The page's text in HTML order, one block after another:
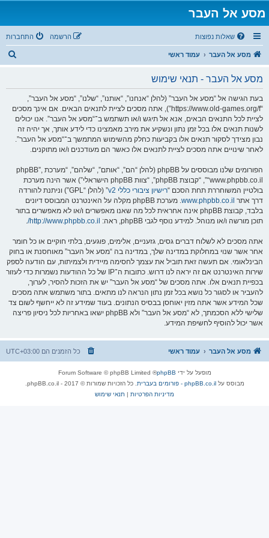
מסע אל העבר
שאלות נפוצות התחברות הרשמה
מסע אל העבר עמוד ראשי
מסע אל העבר - תנאי שימוש
בעת הגישה אל “מסע אל העבר” (להלן “אנחנו”, “אותנו”, “שלנו”, “מסע אל העבר”,
“https://www.old-games.org/f”), אתה מסכים לציית לתנאים הבאים. אם אינך מסכים
לציית לכל התנאים הבאים, אנא אל תיגש ו/או תשתמש ב־“מסע אל העבר”. אנו יכולים
לשנות תנאים אלו בכל זמן נתון ונשקיע את מירב מאמצינו כדי לידע אותך, אך יהיה זה
נבון מצידך לסקור תנאים אלו בקביעות כחלק מהשימוש המתמשך ב־“מסע אל העבר”.
לאחר שינויים אתה מסכים לציית לתנאים אלו כאשר הם מעודכנים ו/או מתוקנים.
הפורומים שלנו מבוססים על phpBB (להלן “הם”, “אותם”, “שלהם”, “מערכת phpBB”,
“www.phpbb.co.il”, “קבוצת phpBB”, “צוות phpBB הישראלי”) אשר הינה מערכת
בולטיין המשוחררת תחת הסכם “רישיון ציבורי כללי v2
” (להלן “GPL”) וניתנת להורדה
דרך אתר www.phpbb.co.il
. מערכת phpBB מקלה על האינטרנט המבוסס דיונים
בלבד, קבוצת phpBB אינה אחראית לכל מה שאנו מאפשרים ו/או לא מאפשרים בתור
תוכן מורשה ו/או מנוהל. למידע נוסף לגבי phpBB, ראה:
http://www.phpbb.co.il/
.
אתה מסכים לא לשלוח דברים גסים, גזעניים, אלימים, פוגעים, בלתי חוקיים או כל חומר
אחר אשר שנוי במחלוקת במדינה שלך, במדינה בה “מסע אל העבר” מאוחסנת או בחוק
הבינלאומי. אם תעשה זאת תוביל את עצמך לחסימה מיידית ולצמיתות, עם הודעה לספק
שירות האינטרנט אם זה יראה לנו דרוש. כתובות ה־IP של כל ההודעות נשמרות כדי לעזור
בכפיית תנאים אלו. אתה מסכים של “מסע אל העבר” יש את הזכות להסיר, לערוך,
להעביר או לסגור כל נושא בכל זמן נתון הנראה לנו מתאים. בתור משתמש אתה מסכים
שכל המידע אשר אתה מזין יאוחסן בבסיס הנתונים. בעוד שמידע זה לא ייחשף לשום צד
שלישי ללא הסכמתך, לא “מסע אל העבר” ולא phpBB ישאו באחריות לכל ניסיון פריצה
אשר יכול להוסיף לחשיפת המידע.
מסע אל העבר עמוד ראשי כל הזמנים הם UTC+03:00
מופעל על ידי phpBB
® Forum Software © phpBB Limited
מבוסס עלphpBB.co.il - פורומים בעברית
. כל הזכויות שמורות © 2017 - phpBB.co.il.
מדיניות הפרטיות | תנאי שימוש